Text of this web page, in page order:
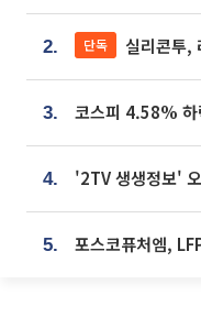
2. 단독 실리콘투, 라이브
3. 코스피 4.58%
4.
5.